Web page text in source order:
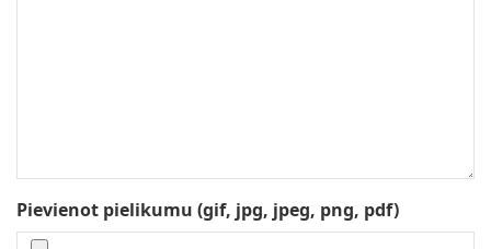
Pievienot pielikumu (gif, jpg, jpeg, png, pdf)